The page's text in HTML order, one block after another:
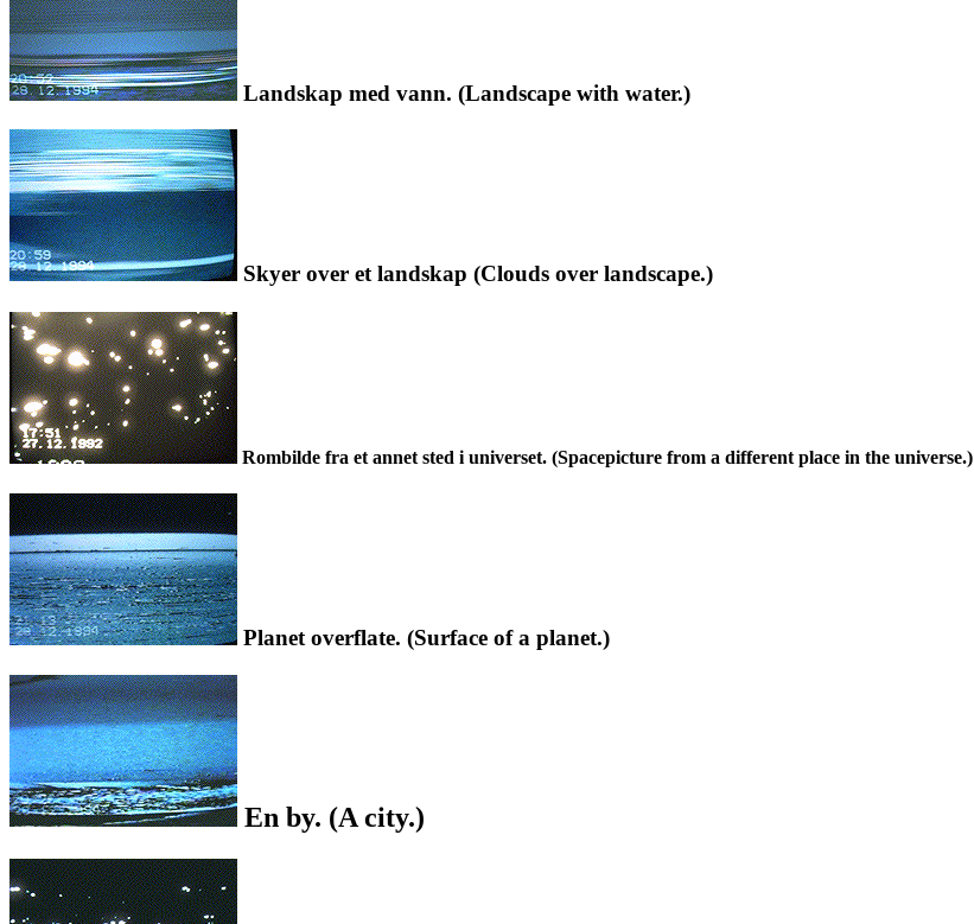
Landskap med vann. (Landscape with water.)
Skyer over et landskap (Clouds over landscape.)
Rombilde fra et annet sted i universet. (Spacepicture from a different place in the universe.)
Planet overflate. (Surface of a planet.)
En by. (A city.)